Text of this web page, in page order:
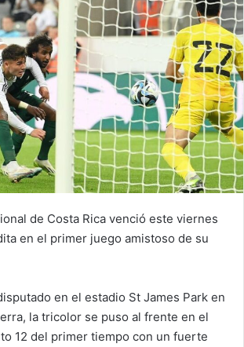
de Costa Rica venció este viernes
en el primer juego amistoso de su
en el estadio St James Park en
la tricolor se puso al frente en el
12 del primer tiempo con un fuerte